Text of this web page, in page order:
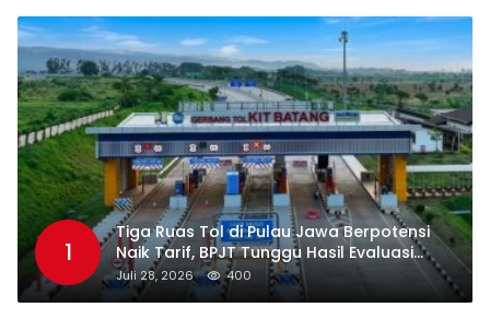
1
Tiga Ruas Tol di Pulau Jawa Berpotensi
Naik Tarif, BPJT Tunggu Hasil Evaluasi
Standar Pelayanan
Juli 28, 2026 400